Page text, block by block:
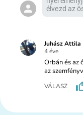
Juhász Attila
4 éve
Orbán és az
az
VÁLASZ